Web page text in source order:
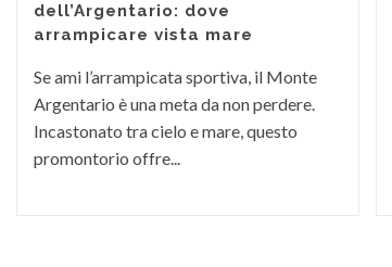
dell’Argentario: dove
arrampicare vista mare
Se ami l’arrampicata sportiva, il Monte
Argentario è una meta da non perdere.
Incastonato tra cielo e mare, questo
promontorio offre...